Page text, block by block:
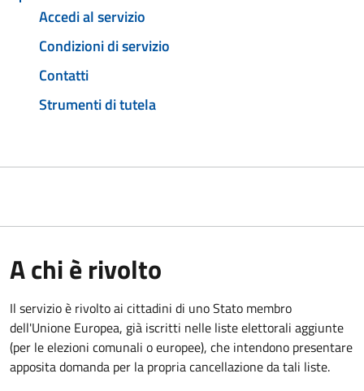
Accedi al servizio
Condizioni di servizio
Contatti
Strumenti di tutela
A chi è rivolto
Il servizio è rivolto ai cittadini di uno Stato membro
dell'Unione Europea, già iscritti nelle liste elettorali aggiunte
(per le elezioni comunali o europee), che intendono presentare
apposita domanda per la propria cancellazione da tali liste.